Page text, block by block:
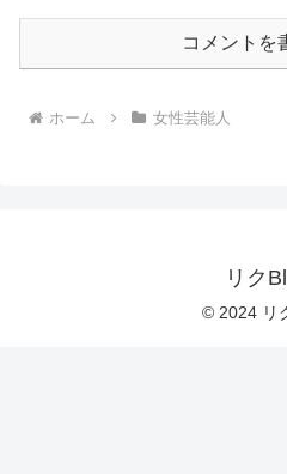
コメントを
ホーム 女性芸能人
リク
© 2024 リ